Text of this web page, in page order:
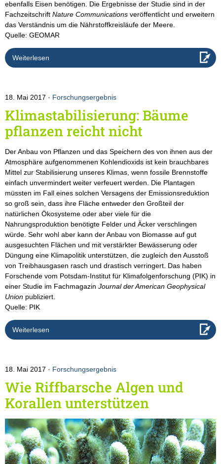
ebenfalls Eisen benötigen. Die Ergebnisse der Studie sind in der
Fachzeitschrift Nature Communications veröffentlicht und erweitern
das Verständnis um die Nährstoffkreisläufe der Meere.
Quelle: GEOMAR
Weiterlesen
18. Mai 2017 Forschungsergebnis
Klimastabilisierung: Bäume
pflanzen reicht nicht
Der Anbau von Pflanzen und das Speichern des von ihnen aus der
Atmosphäre aufgenommenen Kohlendioxids ist kein brauchbares
Mittel zur Stabilisierung unseres Klimas, wenn fossile Brennstoffe
einfach unvermindert weiter verfeuert werden. Die Plantagen
müssten im Fall eines solchen Versagens der Emissionsreduktion
so groß sein, dass ihre Fläche entweder den Großteil der
natürlichen Ökosysteme oder aber viele für die
Nahrungsproduktion benötigte Felder und Äcker verschlingen
würde. Sehr wohl aber kann der Anbau von Biomasse auf gut
ausgesuchten Flächen und mit verstärkter Bewässerung oder
Düngung eine Klimapolitik unterstützen, die zugleich den Ausstoß
von Treibhausgasen rasch und drastisch verringert. Das haben
Forschende vom Potsdam-Institut für Klimafolgenforschung (PIK) in
einer Studie im Fachmagazin Journal der American Geophysical
Union publiziert.
Quelle: PIK
Weiterlesen
18. Mai 2017 Forschungsergebnis
Wie Riffbarsche Algen und
Korallen unterstützen